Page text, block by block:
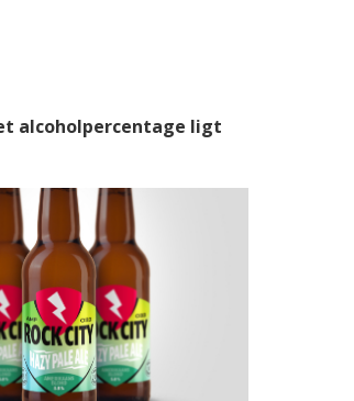
alcoholpercentage ligt